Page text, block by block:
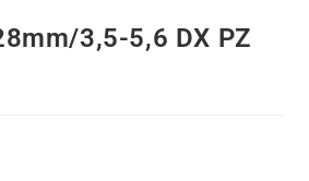
3,5-5,6 DX PZ